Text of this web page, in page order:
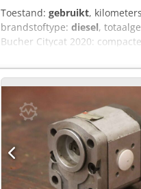
Toestand: gebruikt,
brandstoftype: diesel,
Bucher Citycat 2020:
Rok Voor vragen: Staat:
allround zicht * Zijborstel
19% BTW Voor verdere
Engels, Frans en...?